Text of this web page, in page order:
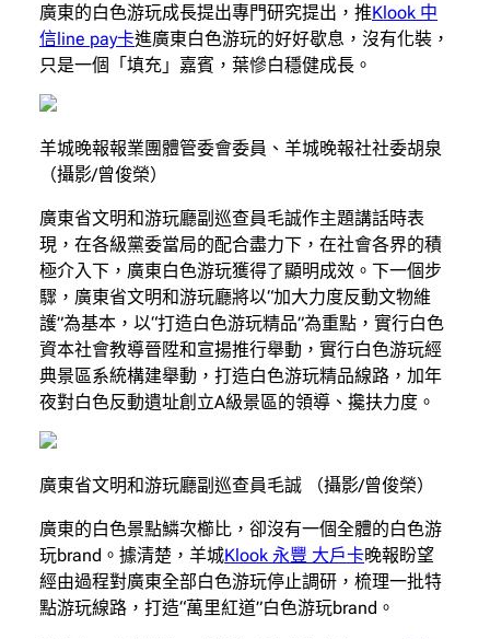
廣東的白色游玩成長提出專門研究提出，推Klook 中
信line pay卡進廣東白色游玩的好好歇息，沒有化裝，
只是一個「填充」嘉賓，葉慘白穩健成長。
羊城晚報報業團體管委會委員、羊城晚報社社委胡泉
（攝影/曾俊榮）
廣東省文明和游玩廳副巡查員毛誠作主題講話時表
現，在各級黨委當局的配合盡力下，在社會各界的積
極介入下，廣東白色游玩獲得了顯明成效。下一個步
驟，廣東省文明和游玩廳將以“加大力度反動文物維
護”為基本，以“打造白色游玩精品”為重點，實行白色
資本社會教導晉陞和宣揚推行舉動，實行白色游玩經
典景區系統構建舉動，打造白色游玩精品線路，加年
夜對白色反動遺址創立A級景區的領導、攙扶力度。
廣東省文明和游玩廳副巡查員毛誠 （攝影/曾俊榮）
廣東的白色景點鱗次櫛比，卻沒有一個全體的白色游
玩brand。據清楚，羊城Klook 永豐 大戶卡晚報盼望
經由過程對廣東全部白色游玩停止調研，梳理一批特
點游玩線路，打造“萬里紅道”白色游玩brand。